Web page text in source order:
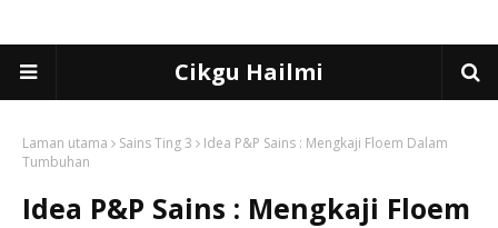
Cikgu Hailmi
Laman utama Sains Ting 3
Idea P&P Sains : Mengkaji Floem Dalam
Tumbuhan
Idea P&P Sains : Mengkaji Floem